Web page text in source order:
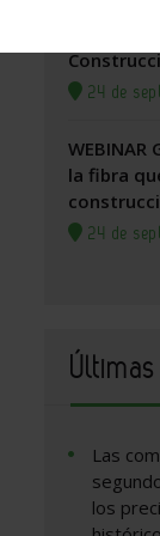
24 de
WEBINAR
la fibra
24 de
Las
los